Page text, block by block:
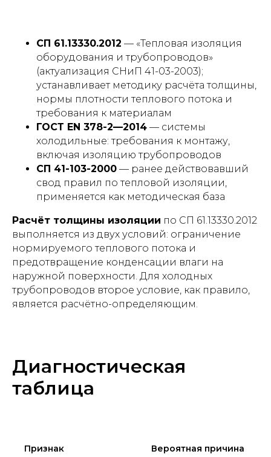
СП 61.13330.2012 — «Тепловая изоляция
оборудования и трубопроводов»
(актуализация СНиП 41-03-2003);
устанавливает методику расчёта толщины,
нормы плотности теплового потока и
требования к материалам
ГОСТ EN 378-2—2014 — системы
холодильные: требования к монтажу,
включая изоляцию трубопроводов
СП 41-103-2000 — ранее действовавший
свод правил по тепловой изоляции,
применяется как методическая база
Расчёт толщины изоляции по СП 61.13330.2012
выполняется из двух условий: ограничение
нормируемого теплового потока и
предотвращение конденсации влаги на
наружной поверхности. Для холодных
трубопроводов второе условие, как правило,
является расчётно-определяющим.
Диагностическая
таблица
Признак Вероятная причина